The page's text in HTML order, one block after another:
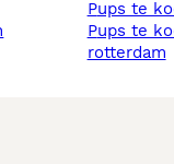
pups te
pups te koop in
rotterdam